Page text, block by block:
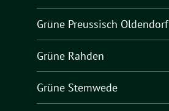
Grüne Preussisch Oldendorf
Grüne Rahden
Grüne Stemwede